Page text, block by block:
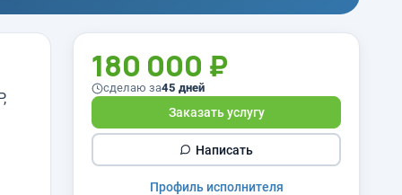
180 000 ₽
сделаю за45 дней
Заказать услугу
Написать
Профиль исполнителя